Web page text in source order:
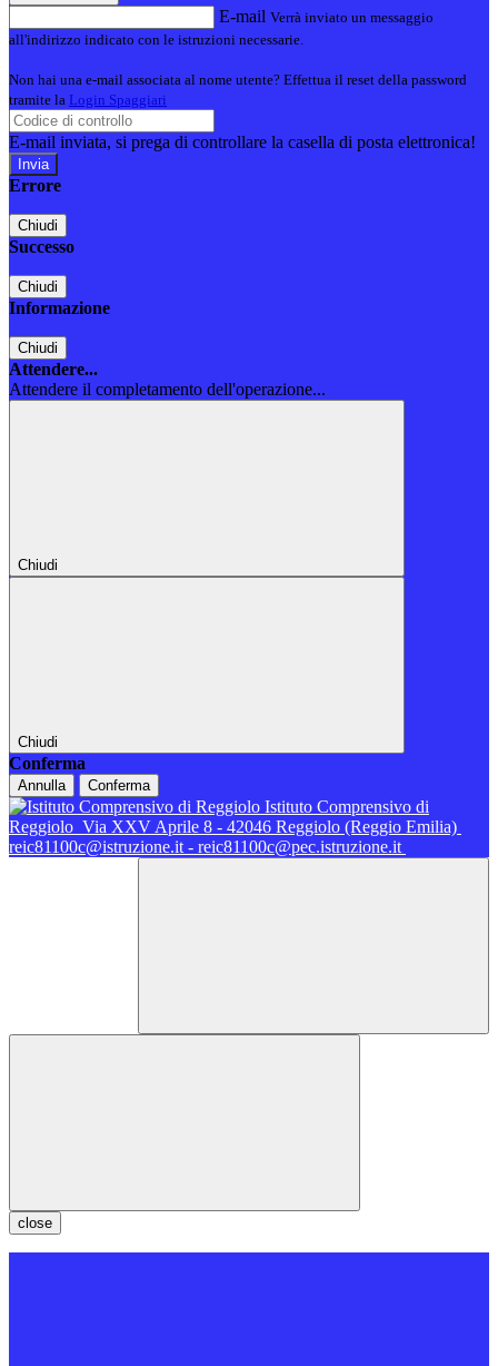
E-mail Verrà inviato un messaggio
all'indirizzo indicato con le istruzioni necessarie.
Non hai una e-mail associata al nome utente? Effettua il reset della password
tramite la Login Spaggiari
E-mail inviata, si prega di controllare la casella di posta elettronica!
Errore
Chiudi
Successo
Chiudi
Informazione
Chiudi
Attendere...
Attendere il completamento dell'operazione...
Chiudi
Chiudi
Conferma
Annulla Conferma
Istituto Comprensivo di
Reggiolo Via XXV Aprile 8 - 42046 Reggiolo (Reggio Emilia)
reic81100c@istruzione.it - reic81100c@pec.istruzione.it
close